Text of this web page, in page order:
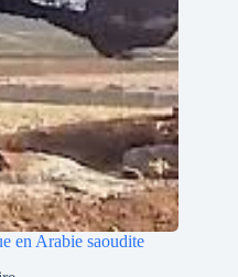
en Arabie saoudite